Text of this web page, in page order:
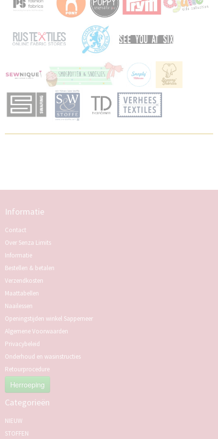
Informatie
Contact
Over Senza Limits
Informatie
Bestellen & betalen
Verzendkosten
Maattabellen
Naailessen
Openingstijden winkel Sappemeer
Algemene Voorwaarden
Privacybeleid
Onderhoud en wasinstructies
Retourprocedure
Herroeping
Categorieën
NIEUW
STOFFEN